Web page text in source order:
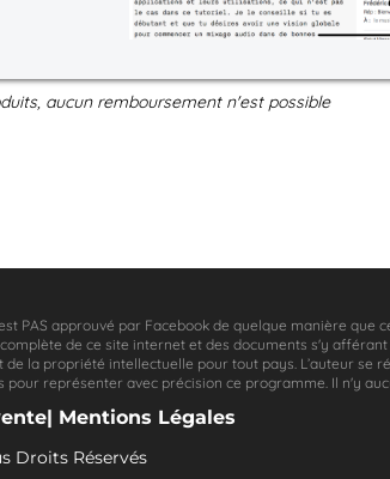
aucun remboursement n'est possible
PAS approuvé par Facebook de quelque manière que
de ce site internet et des documents s'y
la propriété intellectuelle pour tout pays. L’auteur se
représenter avec précision ce programme. Il n'y
Mentions Légales
Droits Réservés